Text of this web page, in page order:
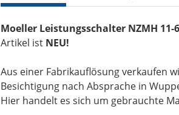
Moeller Leistungsschalter NZMH 11-
Artikel ist NEU!
Aus einer Fabrikauflösung verkaufen
Besichtigung nach Absprache in
Hier handelt es sich um gebrauchte